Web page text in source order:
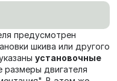
предусмотрен
шкива или другого
установочные
размеры двигателя